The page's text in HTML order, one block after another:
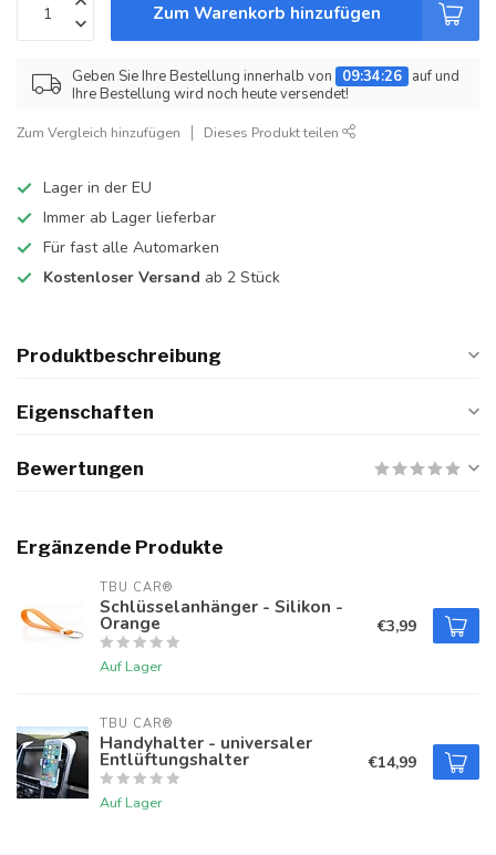
Zum Warenkorb hinzufügen
Geben Sie Ihre Bestellung innerhalb von 09:34:26 auf und
Ihre Bestellung wird noch heute versendet!
Zum Vergleich hinzufügen Dieses Produkt teilen
Lager in der EU
Immer ab Lager lieferbar
Für fast alle Automarken
Kostenloser Versand ab 2 Stück
Produktbeschreibung
Eigenschaften
Bewertungen
Ergänzende Produkte
TBU CAR®
Schlüsselanhänger - Silikon -
Orange
Auf Lager
€3,99
TBU CAR®
Handyhalter - universaler
Entlüftungshalter
Auf Lager
€14,99